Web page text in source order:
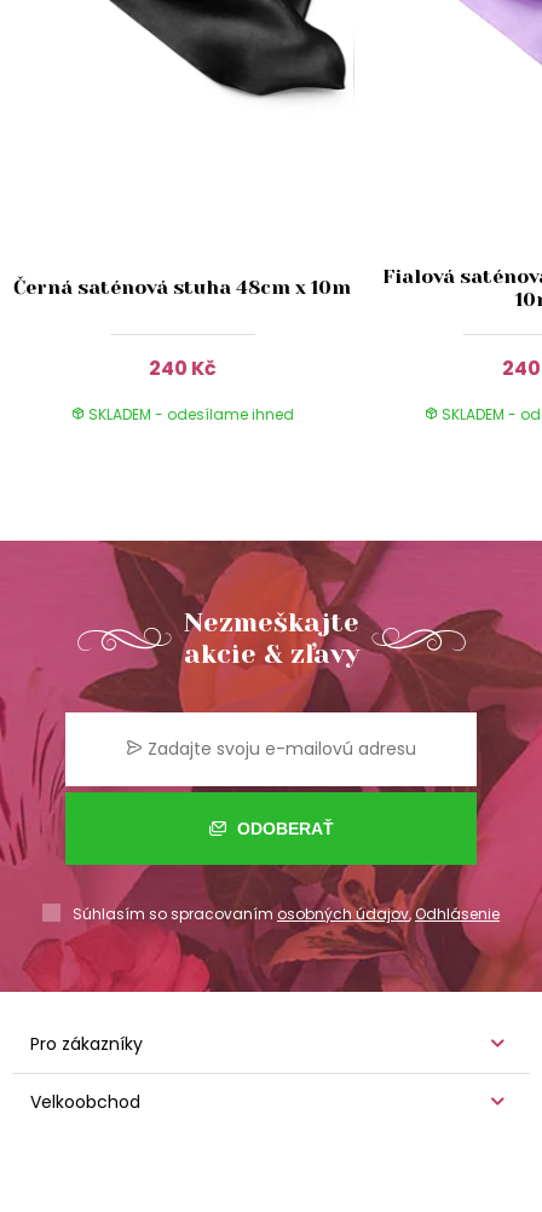
Černá saténová stuha 48cm x 10m
240 Kč
SKLADEM - odesílame ihned
Fialová
SKLADEM -
Nezmeškajte
akcie & zľavy
ODOBERAŤ
Súhlasím so spracovaním osobných údajov,Odhlásenie
Pro zákazníky
Velkoobchod